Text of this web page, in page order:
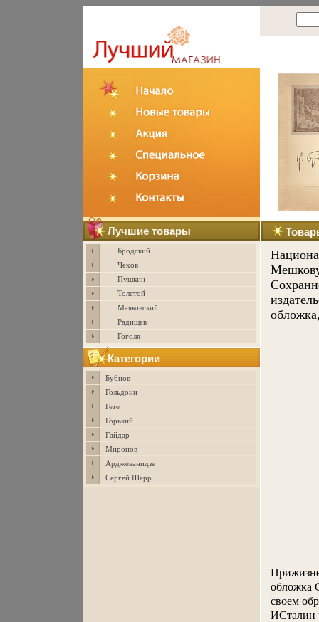
Лучшие товары
Бродский
Чехов
Пушкин
Толстой
Маяковский
Радищев
Гоголя
Категории
Бубнов
Гольдони
Гете
Горький
Гайдар
Миронов
Арджеванидзе
Сергей Шерр
обложка
своем
ИСталин